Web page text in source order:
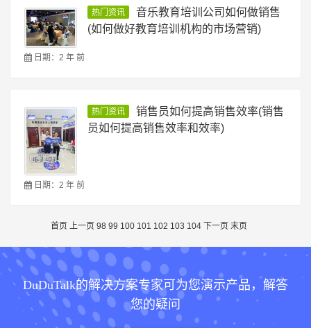
热门资讯
音乐教育培训公司如何做销售
(如何做好教育培训机构的市场营销)
日期：2 年 前
热门资讯
销售员如何提高销售效率(销售
员如何提高销售效率和效率)
日期：2 年 前
首页 上一页 98 99 100101 102 103 104 下一页 末页
DuDuTalk的解决方案专家可为您演示产品，解答
您的疑问